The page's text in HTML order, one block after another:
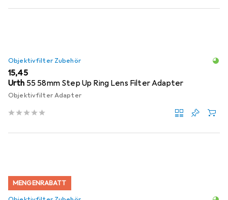
Objektivfilter Zubehör
EUR
15,45
Urth 55 58mm Step Up Ring Lens Filter Adapter
Objektivfilter Adapter
MENGENRABATT